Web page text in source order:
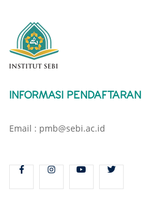
INFORMASI PENDAFTARAN
Email : pmb@sebi.ac.id